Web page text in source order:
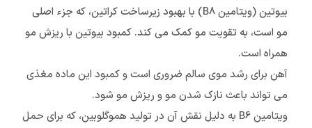
بیوتین (ویتامین B8) با بهبود زیرساخت کراتین، که جزء اصلی
مو است، به تقویت مو کمک می کند. کمبود بیوتین با ریزش مو
همراه است.
آهن برای رشد موی سالم ضروری است و کمبود این ماده مغذی
می تواند باعث نازک شدن مو و ریزش مو شود.
ویتامین B6 به دلیل نقش آن در تولید هموگلوبین، که برای حمل